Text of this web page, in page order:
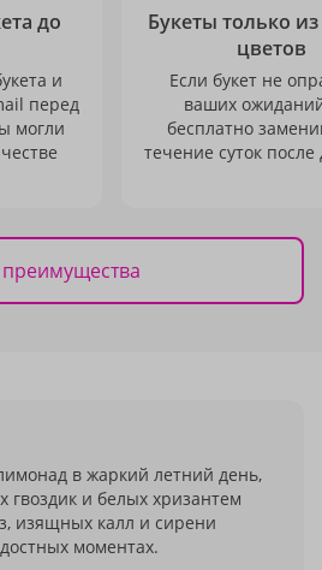
до
и
перед
могли
Букеты только
цветов
Если букет не
ваших
бесплатно
течение суток после
преимущества
в жаркий летний день,
гвоздик и белых хризантем
изящных калл и сирени
моментах.